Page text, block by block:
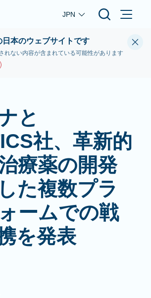
Skip to main content
JPN
本のウェブサイトです
れない内容が含まれている可能性があります
と
社、革新的
療薬の開発
た複数プラ
ームでの戦
を発表